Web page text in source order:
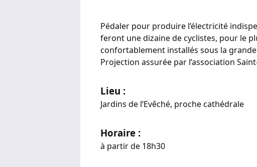
Pédaler pour produire l’électricité
feront une dizaine de cyclistes, pour le
confortablement installés sous la grande
Projection assurée par l’association
Lieu :
Jardins de l’Evêché, proche cathédrale
Horaire :
à partir de 18h30